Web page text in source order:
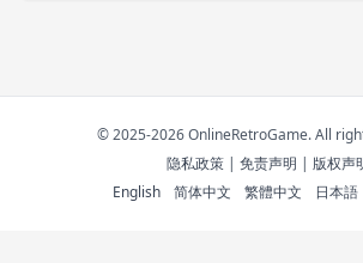
© 2025-2026 OnlineRetroGame. All
隐私政策 | 免责声明 | 版权声
English
简体中文 繁體中文 日本語